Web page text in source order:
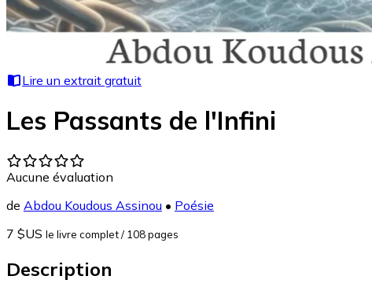
Lire un extrait gratuit
Les Passants de l'Infini
Aucune évaluation
de Abdou Koudous Assinou • Poésie
7 $US le livre complet/ 108 pages
Description